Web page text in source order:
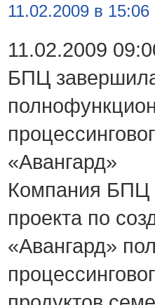
11.02.2009 в 15:06
11.02.2009
БПЦ
«Авангард»
Компания БПЦ
проекта по
«Авангард»